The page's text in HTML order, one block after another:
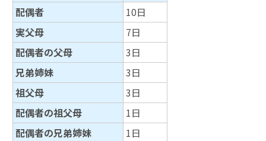
配偶者
10日
実父母
7日
配偶者の父母
3日
兄弟姉妹
3日
祖父母
3日
配偶者の祖父母
1日
配偶者の兄弟姉妹
1日